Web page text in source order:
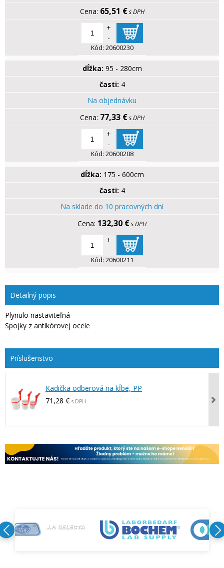
65,51 € s DPH
+
-
Kód: 20600230
dĺžka: 95 - 280cm
časti: 4
Na objednávku
77,33 € s DPH
+
-
Kód: 20600208
dĺžka: 175 - 600cm
časti: 4
Na sklade do 10 pracovných dní
132,30 €s DPH
+
-
Kód: 20600211
Detailný popis
Plynulo nastaviteľná
Spojky z antikórovej ocele
Kadička odberová na kĺbe, PP
71,28 € s DPH